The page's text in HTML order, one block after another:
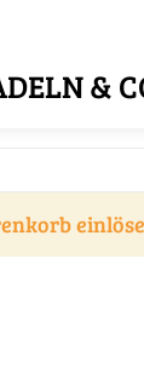
&